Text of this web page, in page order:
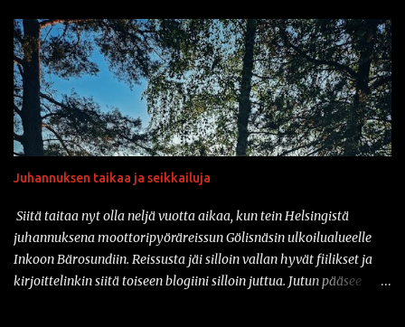
parin vuoden sisään nähtyä mm. prätkäliivi, mikä oli päällystetty
kokonaan kaljatölkin avausklipsuilla ja muuta vastaavaa.
Natsikypärä on ollut varsinkin sarjakuvissa ja pilapiirroksissa
varsin tyypillinen päähine klisheisillä moottoripyöräkerholaisilla.
Suomessa sotilaspotassa ajaminen ei kuitenkaan ole ollut
luvallista kypärien turvastandardien takia. Mutta nyt asiaan on
saatavilla korjausta: amerikkalainen Iron Horse Helmets
valmistaa nimittäin klassisen Stahlhelmen muotoa jäljittelevää
päivänähän myös DOT kelpaa täällä suomessa. Vaikka tuo
kyseinen...
Juhannuksen taikaa ja seikkailuja
Siitä taitaa nyt olla neljä vuotta aikaa, kun tein Helsingistä
juhannuksena moottoripyöräreissun Gölisnäsin ulkoilualueelle
Inkoon Bärosundiin. Reissusta jäi silloin vallan hyvät fiilikset ja
kirjoittelinkin siitä toiseen blogiini silloin juttua. Jutun pääsee